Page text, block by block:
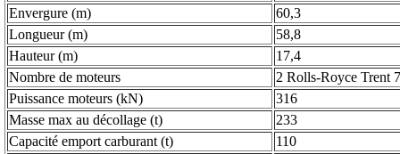
Envergure (m)
60,3
Longueur (m)
58,8
Hauteur (m)
17,4
Nombre de moteurs
2 Rolls-Royce Trent
Puissance moteurs (kN)
316
Masse max au décollage (t)
233
Capacité emport carburant (t)
110